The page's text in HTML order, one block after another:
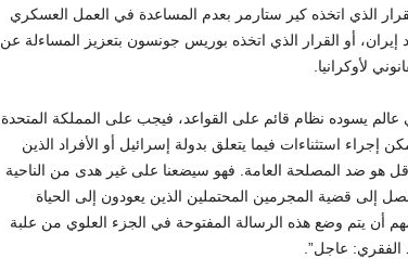
الذي اتخذه كير ستارمر بعدم المساعدة في العمل العسكري
إيران، أو القرار الذي اتخذه بوريس جونسون بتعزيز المساءلة عن
لأوكرانيا.
عالم يسوده نظام قائم على القواعد، فيجب على المملكة المتحدة
إجراء استثناءات فيما يتعلق بدولة إسرائيل أو الأفراد الذين
هو ضد المصلحة العامة. فهو سيضعنا على غير هدى من الناحية
إلى قضية المجرمين المحتملين الذين يعودون إلى الحياة
أن يتم وضع هذه الرسالة المفتوحة في الجزء العلوي من علبة
الفقري: عاجل”.